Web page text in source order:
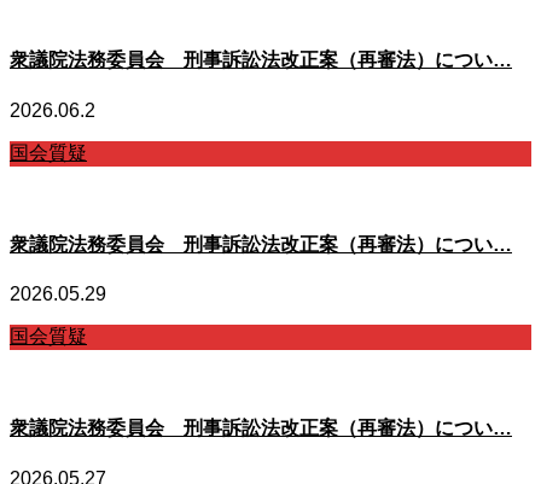
衆議院法務委員会 刑事訴訟法改正案（再審法）につい…
2026.06.2
国会質疑
衆議院法務委員会 刑事訴訟法改正案（再審法）につい…
2026.05.29
国会質疑
衆議院法務委員会 刑事訴訟法改正案（再審法）につい…
2026.05.27